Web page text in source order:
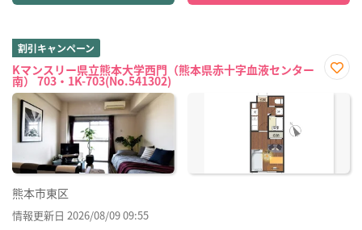
割引キャンペーン
Kマンスリー県立熊本大学西門（熊本県赤十字血液センター
南） 703・1K-703(No.541302)
に入
熊本市東区
情報更新日 2026/08/09 09:55